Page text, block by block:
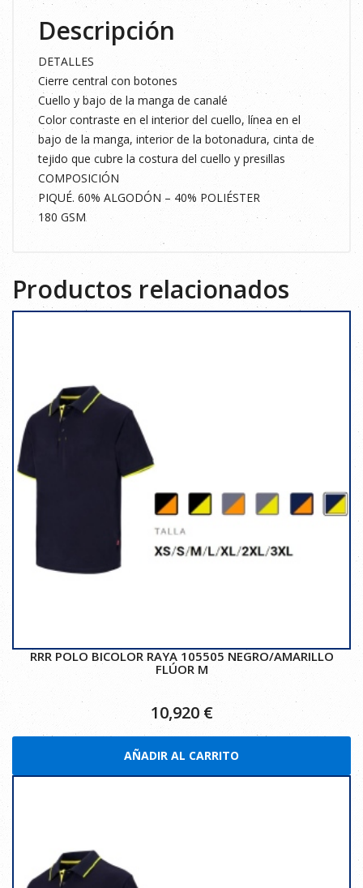
cantidad
Descripción
DETALLES
Cierre central con botones
Cuello y bajo de la manga de canalé
Color contraste en el interior del cuello, línea en el
bajo de la manga, interior de la botonadura, cinta de
tejido que cubre la costura del cuello y presillas
COMPOSICIÓN
PIQUÉ. 60% ALGODÓN – 40% POLIÉSTER
180 GSM
Productos relacionados
RRR POLO BICOLOR RAYA 105505 NEGRO/AMARILLO
FLÚOR M
10,920€
AÑADIR AL CARRITO